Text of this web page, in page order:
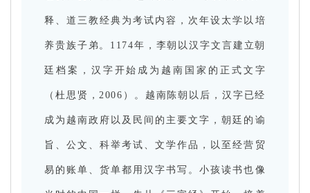
释、道三教经典为考试内容，次年设太学以培
养贵族子弟。1174年，李朝以汉字文言建立朝
廷档案，汉字开始成为越南国家的正式文字
（杜思贤，2006）。越南陈朝以后，汉字已经
成为越南政府以及民间的主要文字，朝廷的谕
旨、公文、科举考试、文学作品，以至经营贸
易的账单、货单都用汉字书写。小孩读书也像